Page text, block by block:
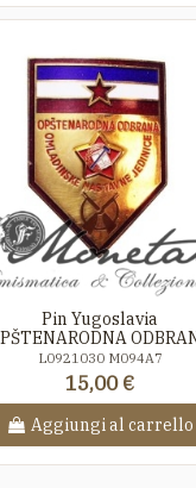
Pin Yugoslavia
L0921030 M094A7
15,00 €
Aggiungi al carrello